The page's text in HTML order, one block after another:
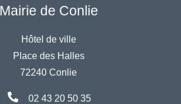
Mairie de Conlie
Hôtel de ville
Place des Halles
72240 Conlie
02 43 20 50 35